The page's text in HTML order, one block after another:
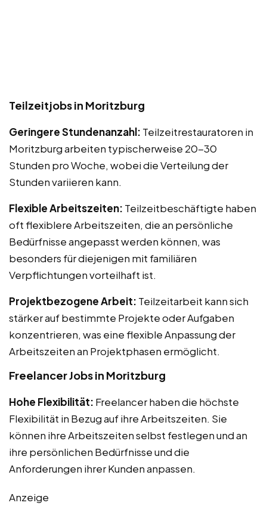
Teilzeitjobs in Moritzburg
Geringere Stundenanzahl: Teilzeitrestauratoren in
Moritzburg arbeiten typischerweise 20-30
Stunden pro Woche, wobei die Verteilung der
Stunden variieren kann.
Flexible Arbeitszeiten: Teilzeitbeschäftigte haben
oft flexiblere Arbeitszeiten, die an persönliche
Bedürfnisse angepasst werden können, was
besonders für diejenigen mit familiären
Verpflichtungen vorteilhaft ist.
Projektbezogene Arbeit: Teilzeitarbeit kann sich
stärker auf bestimmte Projekte oder Aufgaben
konzentrieren, was eine flexible Anpassung der
Arbeitszeiten an Projektphasen ermöglicht.
Freelancer Jobs in Moritzburg
Hohe Flexibilität: Freelancer haben die höchste
Flexibilität in Bezug auf ihre Arbeitszeiten. Sie
können ihre Arbeitszeiten selbst festlegen und an
ihre persönlichen Bedürfnisse und die
Anforderungen ihrer Kunden anpassen.
Anzeige